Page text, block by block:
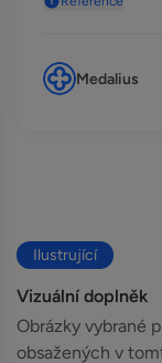
Medalius
Ilustrující
Vizuální doplněk
Obrázky vybrané
obsažených v